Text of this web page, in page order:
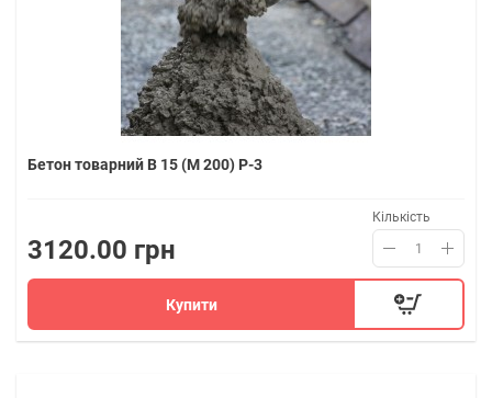
Бетон товарний В 15 (M 200) P-3
3120.00 грн
Кількість
Купити